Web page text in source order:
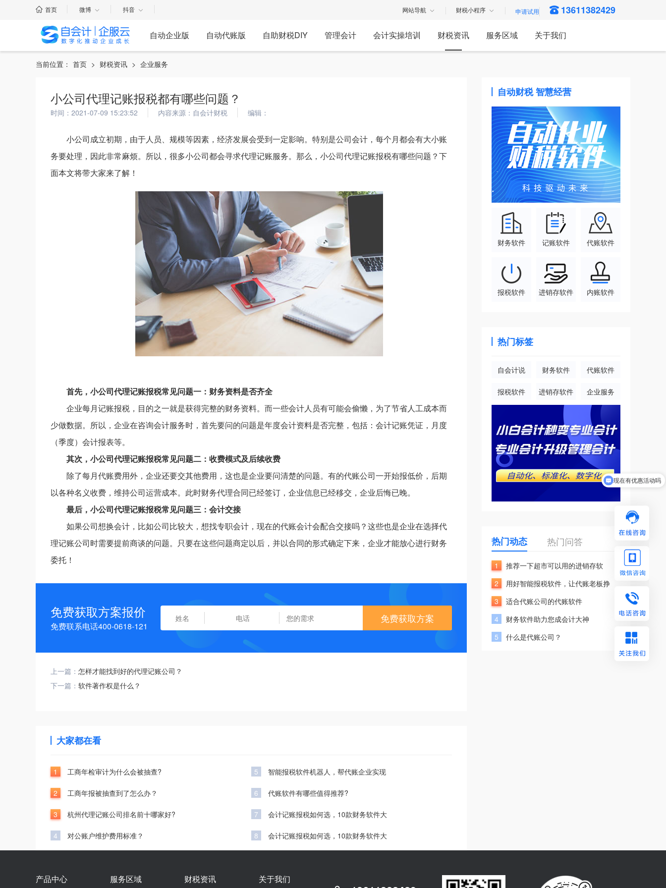
首页 微博 抖音 网站导航 财税小程序 13611382429
自动企业版 自动代账版 自助财税DIY 管理会计 会计实操培训 财税资讯 服务区域 关于我们
当前位置： 首页 > 财税资讯 > 企业服务
小公司代理记账报税都有哪些问题？
时间：2021-07-09 15:23:52 内容来源：自会计财税 编辑：
小公司成立初期，由于人员、规模等因素，经济发展会受到一定影响。特别是公司会计，每个月都会有大小账
务要处理，因此非常麻烦。所以，很多小公司都会寻求代理记账服务。那么，小公司代理记账报税有哪些问题？下
面本文将带大家来了解！
首先，小公司代理记账报税常见问题一：财务资料是否齐全
企业每月记账报税，目的之一就是获得完整的财务资料。而一些会计人员有可能会偷懒，为了节省人工成本而
少做数据。所以，企业在咨询会计服务时，首先要问的问题是年度会计资料是否完整，包括：会计记账凭证，月度
（季度）会计报表等。
其次，小公司代理记账报税常见问题二：收费模式及后续收费
除了每月代账费用外，企业还要交其他费用，这也是企业要问清楚的问题。有的代账公司一开始报低价，后期
以各种名义收费，维持公司运营成本。此时财务代理合同已经签订，企业信息已经移交，企业后悔已晚。
最后，小公司代理记账报税常见问题三：会计交接
如果公司想换会计，比如公司比较大，想找专职会计，现在的代账会计会配合交接吗？这些也是企业在选择代
理记账公司时需要提前商谈的问题。只要在这些问题商定以后，并以合同的形式确定下来，企业才能放心进行财务
委托！
免费获取方案报价
免费联系电话400-0618-121
免费获取方案
上一篇： 怎样才能找到好的代理记账公司？
下一篇： 软件著作权是什么？
大家都在看
1 工商年检审计为什么会被抽查?
2 工商年报被抽查到了怎么办？
3 杭州代理记账公司排名前十哪家好?
4 对公账户维护费用标准？
5 智能报税软件机器人，帮代账企业实现
6 代账软件有哪些值得推荐?
7 会计记账报税如何选，10款财务软件大
8 会计记账报税如何选，10款财务软件大
自动财税 智慧经营
财务软件 记账软件 代账软件
报税软件 进销存软件 内账软件
热门标签
自会计说 财务软件 代账软件
报税软件 进销存软件 企业服务
热门动态 热门问答
1
推荐一下超市可以用的进销存软
2
用好智能报税软件，让代账老板挣
3
适合代账公司的代账软件
4
财务软件助力您成会计大神
5
什么是代账公司？
产品中心 服务区域 财税资讯 关于我们
现在有优惠活动吗